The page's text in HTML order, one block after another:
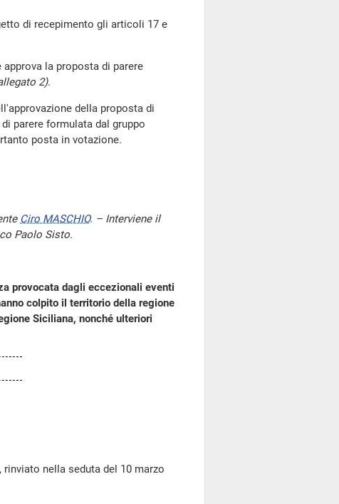
di recepimento gli articoli 17 e
la proposta di parere
2).
della proposta di
parere formulata dal gruppo
posta in votazione.
Ciro MASCHIO. – Interviene il
Paolo Sisto.
provocata dagli eccezionali eventi
colpito il territorio della regione
Siciliana, nonché ulteriori
nella seduta del 10 marzo